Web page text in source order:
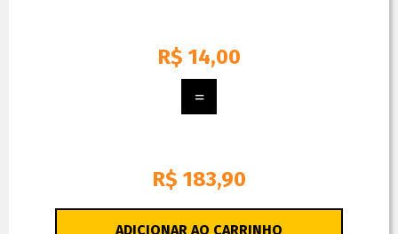
R$ 14,00
R$ 183,90
ADICIONAR AO CARRINHO